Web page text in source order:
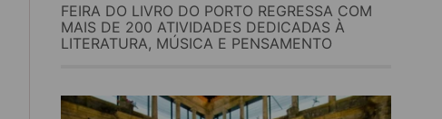
FEIRA DO LIVRO DO PORTO REGRESSA COM
MAIS DE 200 ATIVIDADES DEDICADAS À
LITERATURA, MÚSICA E PENSAMENTO